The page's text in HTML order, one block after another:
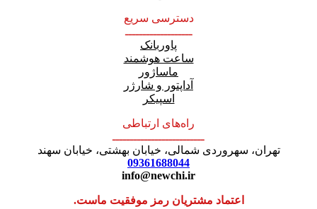
دسترسی سریع
ـــــــــــــــــــ
پاوربانک
ساعت هوشمند
ماساژور
آداپتور و شارژر
اسپیکر
راه‌های ارتباطی
ــــــــــــــــــــــــــ
تهران، سهروردی شمالی، خیابان بهشتی، خیابان سهند
09361688044
info@newchi.ir
اعتماد مشتریان رمز موفقیت ماست.